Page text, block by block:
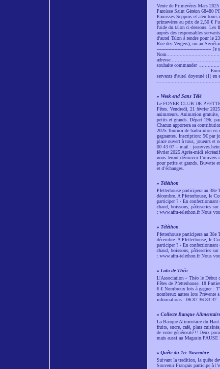
Vente de Primevères Mars
Paroisse Saint Géréon 68480
Paroisses Seppois et alen
primevères au prix de 2,50 €
l'aide du talon ci-dessous. Les
auprès des responsables
d'autel Talon à rendre pour le
Rue des Vergers), ou au
------------------------------------- Je
souhaite commander
……………………………Euros
servants d'autel doyenné (1)
» Week-end Sans Télé
Le FOYER CLUB DE
Fêtes. Vendredi, 21 février
animateurs. Animation
petits et grands. Départ 19h,
Chacun apportera sa
2025 Tournoi de badminton en
gagnantes. Inscription: 5€ par
place ouvert à tous, joueurs et
00 43 07 – mail :
février 2025 Après-midi
nous feront découvrir l’univers
pour petits et grands. Buvette
et d’échanges.
» Téléthon
Pfetterhouse participera au 38e
décembre. A Pfetterhouse, le
participer ? - En confectionnant
chaud, boissons, pâtisseries
: www.afm-telethon.fr Nous
» Téléthon
Pfetterhouse participera au 38e
décembre. A Pfetterhouse, le
participer ? - En confectionnant
chaud, boissons, pâtisseries
: www.afm-telethon.fr Nous
» Loto de Théo
L’Association « Théo le Début
Fêtes de Pfetterhouse. 18
6 € Nombreux lots à gagner :
nombreux autres lots Prévente
informations : 06.87.36.83.32
» Collecte Banque Alimentaire
La Banque Alimentaire du
fruits, sucre, café, plats
de votre générosité !! Deux
mais aussi au Magasin
» Quête du 1er Novembre
Suivant la tradition, la quête
Souvenir Français participe à